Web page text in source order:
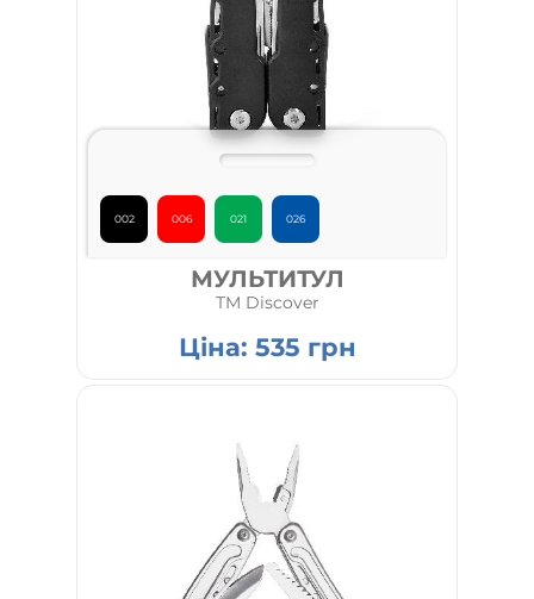
002 006 021 026
МУЛЬТИТУЛ
TM Discover
Ціна: 535 грн